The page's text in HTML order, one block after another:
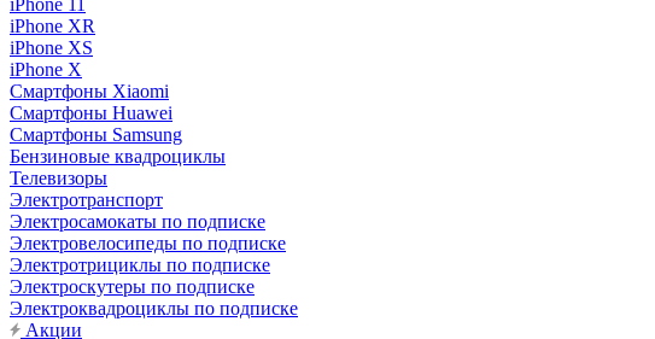
iPhone 11
iPhone XR
iPhone XS
iPhone X
Смартфоны Xiaomi
Смартфоны Huawei
Смартфоны Samsung
Бензиновые квадроциклы
Телевизоры
Электротранспорт
Электросамокаты по подписке
Электровелосипеды по подписке
Электротрициклы по подписке
Электроскутеры по подписке
Электроквадроциклы по подписке
Акции